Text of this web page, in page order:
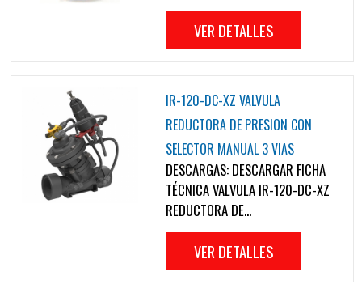
VER DETALLES
IR-120-DC-XZ VALVULA
REDUCTORA DE PRESION CON
SELECTOR MANUAL 3 VIAS
DESCARGAS: DESCARGAR FICHA
TÉCNICA VALVULA IR-120-DC-XZ
REDUCTORA DE...
VER DETALLES